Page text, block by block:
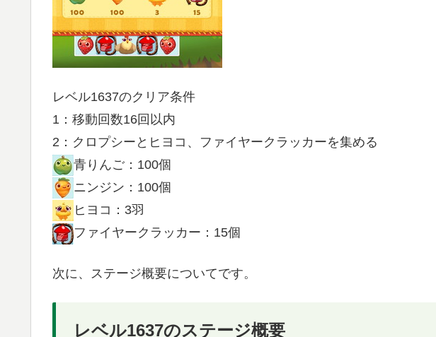
レベル1637のクリア条件
1：移動回数16回以内
2：クロプシーとヒヨコ、ファイヤークラッカーを集める
青りんご：100個
ニンジン：100個
ヒヨコ：3羽
ファイヤークラッカー：15個
次に、ステージ概要についてです。
レベル1637のステージ概要